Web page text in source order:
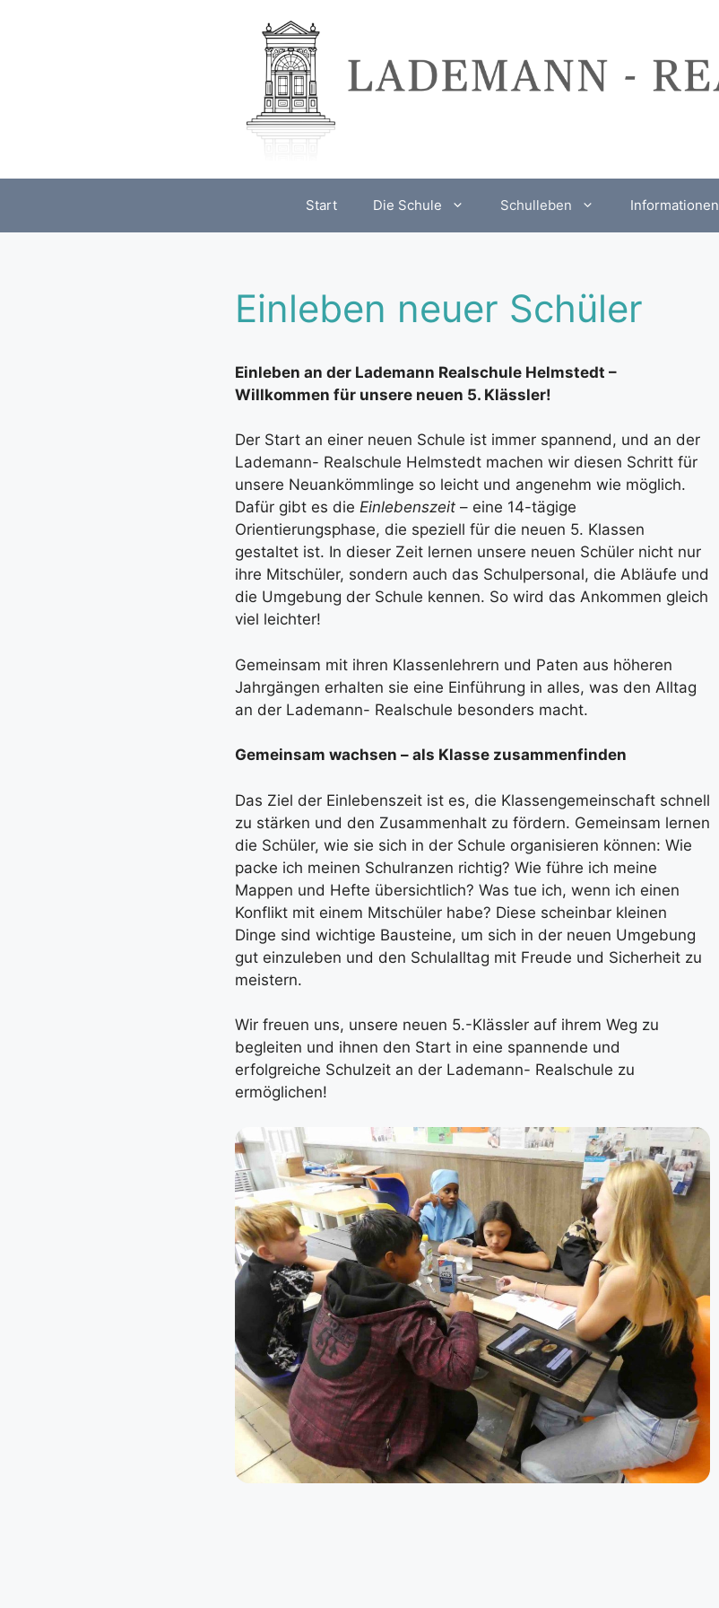
Start Die Schule Schulleben Informationen
Einleben neuer Schüler
Einleben an der Lademann Realschule Helmstedt –
Willkommen für unsere neuen 5. Klässler!
Der Start an einer neuen Schule ist immer spannend, und an der
Lademann- Realschule Helmstedt machen wir diesen Schritt für
unsere Neuankömmlinge so leicht und angenehm wie möglich.
Dafür gibt es die Einlebenszeit – eine 14-tägige
Orientierungsphase, die speziell für die neuen 5. Klassen
gestaltet ist. In dieser Zeit lernen unsere neuen Schüler nicht nur
ihre Mitschüler, sondern auch das Schulpersonal, die Abläufe und
die Umgebung der Schule kennen. So wird das Ankommen gleich
viel leichter!
Gemeinsam mit ihren Klassenlehrern und Paten aus höheren
Jahrgängen erhalten sie eine Einführung in alles, was den Alltag
an der Lademann- Realschule besonders macht.
Gemeinsam wachsen – als Klasse zusammenfinden
Das Ziel der Einlebenszeit ist es, die Klassengemeinschaft schnell
zu stärken und den Zusammenhalt zu fördern. Gemeinsam lernen
die Schüler, wie sie sich in der Schule organisieren können: Wie
packe ich meinen Schulranzen richtig? Wie führe ich meine
Mappen und Hefte übersichtlich? Was tue ich, wenn ich einen
Konflikt mit einem Mitschüler habe? Diese scheinbar kleinen
Dinge sind wichtige Bausteine, um sich in der neuen Umgebung
gut einzuleben und den Schulalltag mit Freude und Sicherheit zu
meistern.
Wir freuen uns, unsere neuen 5.-Klässler auf ihrem Weg zu
begleiten und ihnen den Start in eine spannende und
erfolgreiche Schulzeit an der Lademann- Realschule zu
ermöglichen!